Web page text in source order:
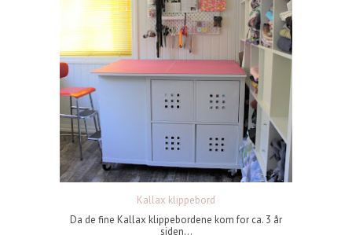
Kallax klippebord
Da de fine Kallax klippebordene kom for ca. 3 år
siden...